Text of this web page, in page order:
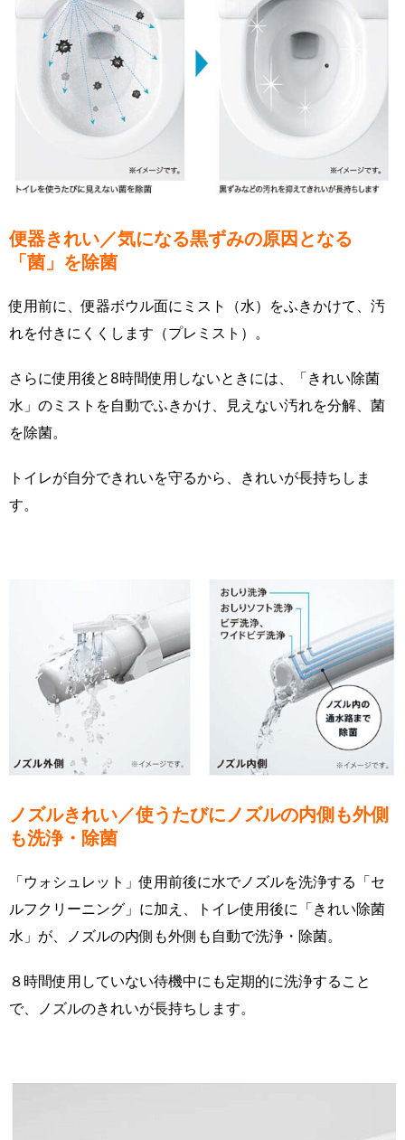
便器きれい／気になる黒ずみの原因となる
「菌」を除菌
使用前に、便器ボウル面にミスト（水）をふきかけて、汚
れを付きにくくします（プレミスト）。
さらに使用後と8時間使用しないときには、「きれい除菌
水」のミストを自動でふきかけ、見えない汚れを分解、菌
を除菌。
トイレが自分できれいを守るから、きれいが長持ちしま
す。
ノズルきれい／使うたびにノズルの内側も外側
も洗浄・除菌
「ウォシュレット」使用前後に水でノズルを洗浄する「セ
ルフクリーニング」に加え、トイレ使用後に「きれい除菌
水」が、ノズルの内側も外側も自動で洗浄・除菌。
８時間使用していない待機中にも定期的に洗浄すること
で、ノズルのきれいが長持ちします。